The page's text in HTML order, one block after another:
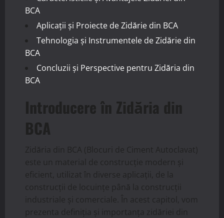
BCA
Aplicații și Proiecte de Zidărie din BCA
Tehnologia și Instrumentele de Zidărie din
BCA
Concluzii și Perspective pentru Zidăria din
BCA
Introducere în Zidăria din
BCA
Zidăria din BCA (Blocuri de Ciment Autoclavat)
este un material de construcție modern și
eficient, utilizat în diverse aplicații, de la
construcții de locuințe până la construcții
industriale și comerciale. În acest capitol, vom
prezenta definiția și importanța zidăriei din